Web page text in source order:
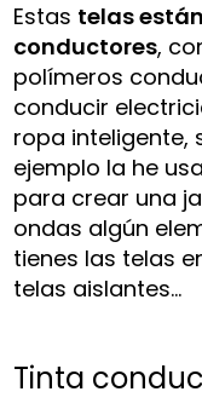
Estas telas
conductores,
polímeros
conducir
ropa inteligente,
ejemplo la he
para crear una
ondas algún
tienes las telas
telas aislantes…
Tinta